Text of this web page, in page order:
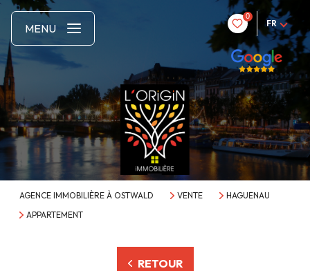
0
FR
MENU
AGENCE IMMOBILIÈRE À OSTWALD VENTE
HAGUENAU
APPARTEMENT
RETOUR